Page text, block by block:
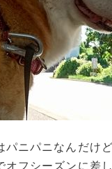
パニパニなんだけ
オフシーズンに差